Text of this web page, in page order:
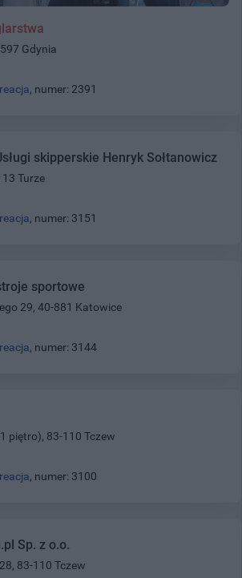
Gdynia
, numer: 2391
skipperskie Henryk Sołtanowicz
Turze
, numer: 3151
sportowe
29, 40-881 Katowice
, numer: 3144
piętro), 83-110 Tczew
, numer: 3100
Sp. z o.o.
83-110 Tczew